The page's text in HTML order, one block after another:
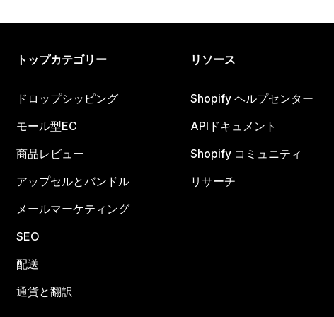
トップカテゴリー
ドロップシッピング
モール型EC
商品レビュー
アップセルとバンドル
メールマーケティング
SEO
配送
通貨と翻訳
リソース
Shopify ヘルプセンター
APIドキュメント
Shopify コミュニティ
リサーチ